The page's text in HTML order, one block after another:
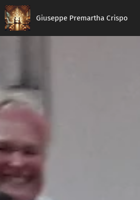
Giuseppe Premartha Crispo